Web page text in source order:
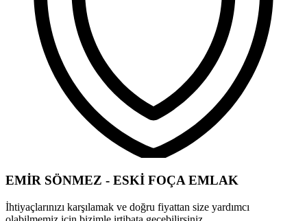
EMİR SÖNMEZ - ESKİ FOÇA EMLAK
İhtiyaçlarınızı karşılamak ve doğru fiyattan size yardımcı